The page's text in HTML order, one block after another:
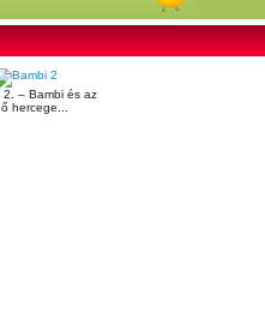
2. – Bambi és az
hercege...